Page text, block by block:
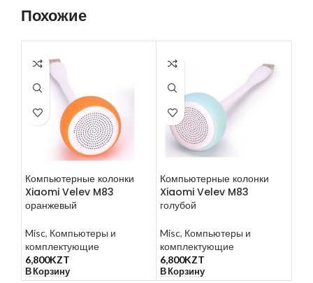
Похожие
Компьютерные колонки
Xiaomi Velev M83
оранжевый
Misc, Компьютеры и
комплектующие
6,800KZT
В Корзину
Компьютерные колонки
Xiaomi Velev M83
голубой
Misc, Компьютеры и
комплектующие
6,800KZT
В Корзину